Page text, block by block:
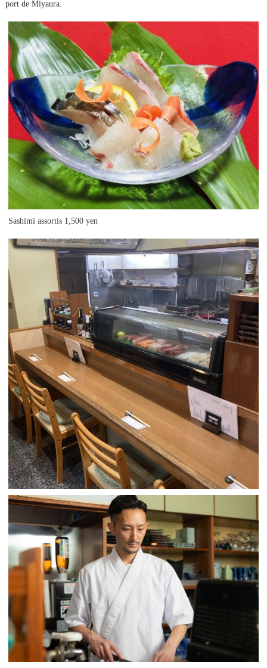
port de Miyaura.
Sashimi assortis 1,500 yen